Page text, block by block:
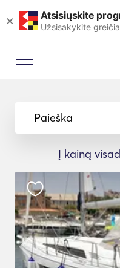
× Atsisiųskite
Užsisakykite
Paieška
Į kainą